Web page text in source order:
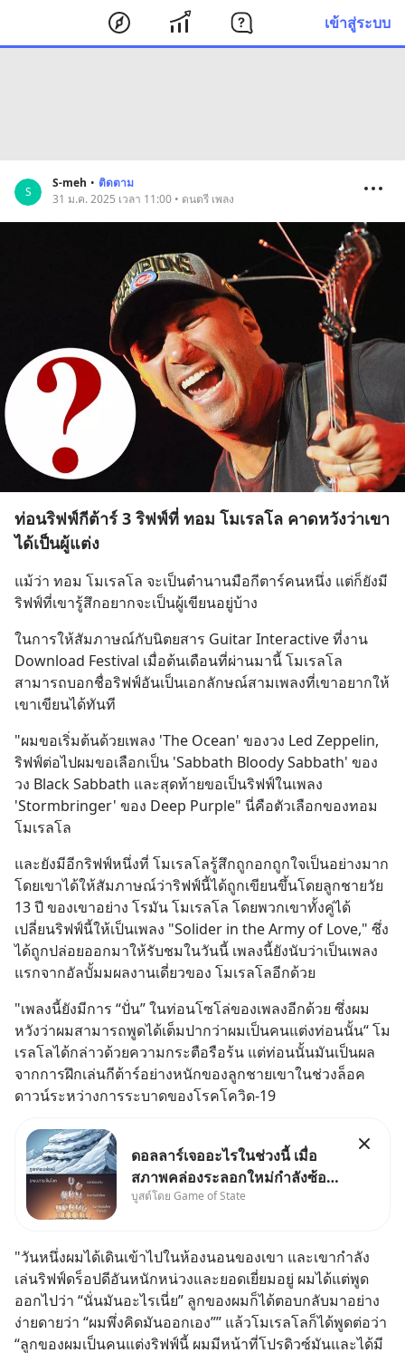
เข้าสู่ระบบ
S
S-meh • ติดตาม
31 ม.ค. 2025 เวลา 11:00 • ดนตรี เพลง
ท่อนริฟฟ์กีต้าร์ 3 ริฟฟ์ที่ ทอม โมเรลโล คาดหวังว่าเขา
ได้เป็นผู้แต่ง
แม้ว่า ทอม โมเรลโล จะเป็นตำนานมือกีตาร์คนหนึ่ง แต่ก็ยังมี
ริฟฟ์ที่เขารู้สึกอยากจะเป็นผู้เขียนอยู่บ้าง
ในการให้สัมภาษณ์กับนิตยสาร Guitar Interactive ที่งาน
Download Festival เมื่อต้นเดือนที่ผ่านมานี้ โมเรลโล
สามารถบอกชื่อริฟฟ์อันเป็นเอกลักษณ์สามเพลงที่เขาอยากให้
เขาเขียนได้ทันที
"ผมขอเริ่มต้นด้วยเพลง 'The Ocean' ของวง Led Zeppelin,
ริฟฟ์ต่อไปผมขอเลือกเป็น 'Sabbath Bloody Sabbath' ของ
วง Black Sabbath และสุดท้ายขอเป็นริฟฟ์ในเพลง
'Stormbringer' ของ Deep Purple" นี่คือตัวเลือกของทอม
โมเรลโล
และยังมีอีกริฟฟ์หนึ่งที่ โมเรลโลรู้สึกถูกอกถูกใจเป็นอย่างมาก
โดยเขาได้ให้สัมภาษณ์ว่าริฟฟ์นี้ได้ถูกเขียนขึ้นโดยลูกชายวัย
13 ปี ของเขาอย่าง โรมัน โมเรลโล โดยพวกเขาทั้งคู่ได้
เปลี่ยนริฟฟ์นี้ให้เป็นเพลง "Solider in the Army of Love," ซึ่ง
ได้ถูกปล่อยออกมาให้รับชมในวันนี้ เพลงนี้ยังนับว่าเป็นเพลง
แรกจากอัลบั้มมผลงานเดี่ยวของ โมเรลโลอีกด้วย
"เพลงนี้ยังมีการ “ปั่น” ในท่อนโซโล่ของเพลงอีกด้วย ซึ่งผม
หวังว่าผมสามารถพูดได้เต็มปากว่าผมเป็นคนแต่งท่อนนั้น“ โม
เรลโลได้กล่าวด้วยความกระตือรือร้น แต่ท่อนนั้นมันเป็นผล
จากการฝึกเล่นกีต้าร์อย่างหนักของลูกชายเขาในช่วงล็อค
ดาวน์ระหว่างการระบาดของโรคโควิด-19
ดอลลาร์เจออะไรในช่วงนี้ เมื่อ
สภาพคล่องระลอกใหม่กำลังซ้อน
ทับบนภูเขาหนี้ที่ไม่มีใครกล้าแตะ
บูสต์โดย Game of State
"วันหนึ่งผมได้เดินเข้าไปในห้องนอนของเขา และเขากำลัง
เล่นริฟฟ์ดร็อปดีอันหนักหน่วงและยอดเยี่ยมอยู่ ผมได้แต่พูด
ออกไปว่า “นั่นมันอะไรเนี่ย” ลูกของผมก็ได้ตอบกลับมาอย่าง
ง่ายดายว่า “ผมพึ่งคิดมันออกเอง”” แล้วโมเรลโลก็ได้พูดต่อว่า
“ลูกของผมเป็นคนแต่งริฟฟ์นี้ ผมมีหน้าที่โปรดิวซ์มันและได้มี